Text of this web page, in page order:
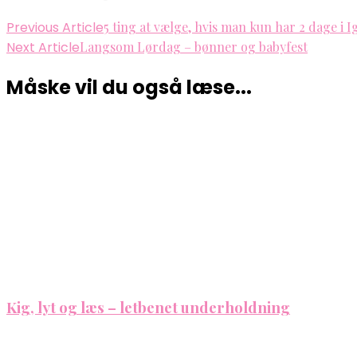
Previous Article5 ting at vælge, hvis man kun har 2 dage i
Next ArticleLangsom Lørdag – bønner og babyfest
Måske vil du også læse...
Kig, lyt og læs – letbenet underholdning